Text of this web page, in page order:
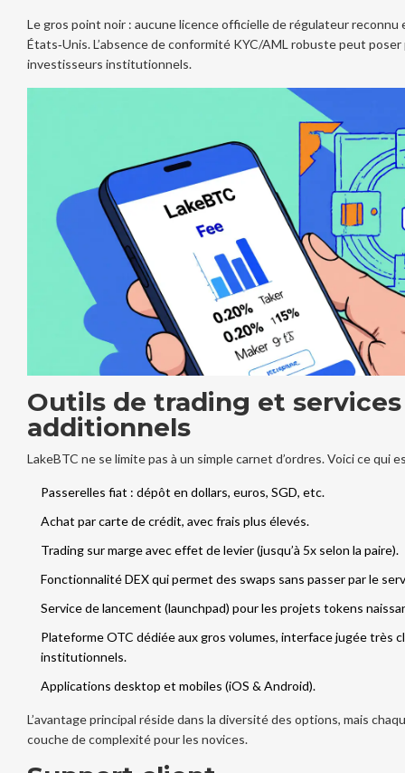
Le gros point noir : aucune licence officielle de régulateur reconnu
États‑Unis. L’absence de conformité KYC/AML robuste peut poser
investisseurs institutionnels.
Outils de trading et services
additionnels
LakeBTC ne se limite pas à un simple carnet d’ordres. Voici ce qui
Passerelles fiat : dépôt en dollars, euros, SGD, etc.
Achat par carte de crédit, avec frais plus élevés.
Trading sur marge avec effet de levier (jusqu’à 5x selon la paire).
Fonctionnalité DEX qui permet des swaps sans passer par le
Service de lancement (launchpad) pour les projets tokens
Plateforme OTC dédiée aux gros volumes, interface jugée très
institutionnels.
Applications desktop et mobiles (iOS & Android).
L’avantage principal réside dans la diversité des options, mais
couche de complexité pour les novices.